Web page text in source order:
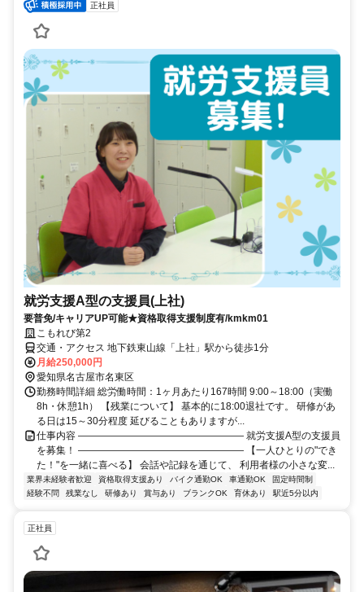
正社員
就労支援A型の支援員(上社)
要普免/キャリアUP可能★資格取得支援制度有/kmkm01
こもれび第2
交通・アクセス 地下鉄東山線「上社」駅から徒歩1分
月給250,000円
愛知県名古屋市名東区
勤務時間詳細 総労働時間：1ヶ月あたり167時間 9:00～18:00（実働
8h・休憩1h） 【残業について】 基本的に18:00退社です。 研修があ
る日は15～30分程度 延びることもありますが...
仕事内容 ――――――――――――――――― 就労支援A型の支援員
を募集！ ――――――――――――――――― 【一人ひとりの"でき
た！"を一緒に喜べる】 会話や記録を通じて、 利用者様の小さな変...
業界未経験者歓迎 資格取得支援あり バイク通勤OK 車通勤OK
固定時間制
経験不問
残業なし 研修あり 賞与あり ブランクOK 育休あり 駅近5分以内
正社員